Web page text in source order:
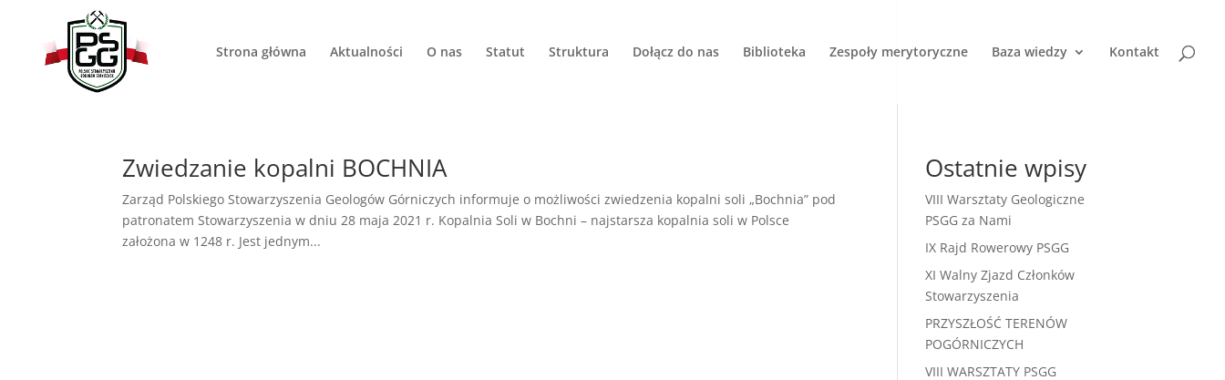
Strona główna Aktualności O nas Statut Struktura Dołącz do nas Biblioteka Zespoły merytoryczne Baza wiedzy Kontakt
Zwiedzanie kopalni BOCHNIA
Zarząd Polskiego Stowarzyszenia Geologów Górniczych informuje o możliwości zwiedzenia kopalni soli „Bochnia” pod
patronatem Stowarzyszenia w dniu 28 maja 2021 r. Kopalnia Soli w Bochni – najstarsza kopalnia soli w Polsce
założona w 1248 r. Jest jednym...
Ostatnie wpisy
VIII Warsztaty Geologiczne
PSGG za Nami
IX Rajd Rowerowy PSGG
XI Walny Zjazd Członków
Stowarzyszenia
PRZYSZŁOŚĆ TERENÓW
POGÓRNICZYCH
VIII WARSZTATY PSGG